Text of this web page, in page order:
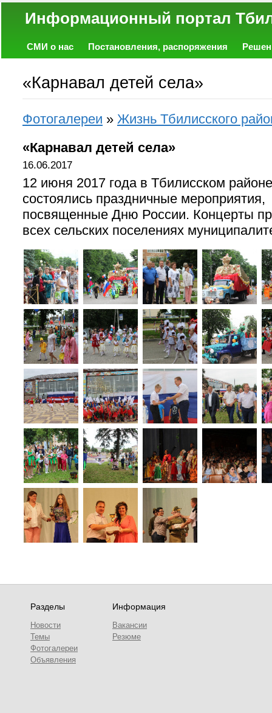
Информационный
СМИ о нас Постановления, распоряжения
«Карнавал детей села»
Фотогалереи » Жизнь Тбилисского
«Карнавал детей села»
16.06.2017
12 июня 2017 года в Тбилисском районе
состоялись праздничные мероприятия,
посвященные Дню России. Концерты
всех сельских поселениях
Разделы
Новости
Темы
Фотогалереи
Объявления
Информация
Вакансии
Резюме